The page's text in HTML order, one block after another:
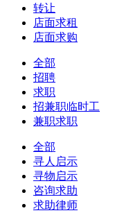
转让
店面求租
店面求购
全部
招聘
求职
招兼职临时工
兼职求职
全部
寻人启示
寻物启示
咨询求助
求助律师